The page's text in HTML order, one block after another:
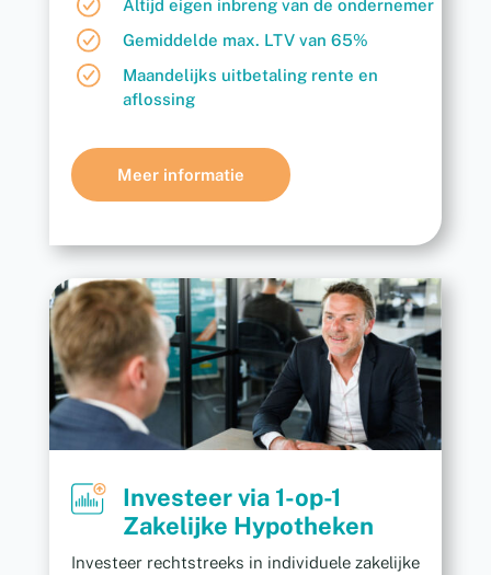
Altijd eigen inbreng van de ondernemer
Gemiddelde max. LTV van 65%
Maandelijks uitbetaling rente en
aflossing
Meer informatie
Investeer via 1-op-1
Zakelijke Hypotheken
Investeer rechtstreeks in individuele zakelijke